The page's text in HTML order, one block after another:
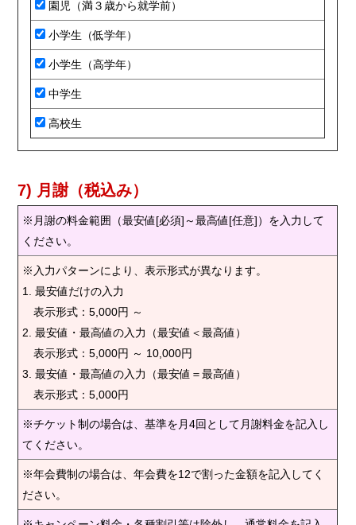
園児（満３歳から就学前）
小学生（低学年）
小学生（高学年）
中学生
高校生
7) 月謝（税込み）
※月謝の料金範囲（最安値[必須]～最高値[任意]）を入力して
ください。
※入力パターンにより、表示形式が異なります。
1. 最安値だけの入力
表示形式：5,000円 ～
2. 最安値・最高値の入力（最安値＜最高値）
表示形式：5,000円 ～ 10,000円
3. 最安値・最高値の入力（最安値＝最高値）
表示形式：5,000円
※チケット制の場合は、基準を月4回として月謝料金を記入し
てください。
※年会費制の場合は、年会費を12で割った金額を記入してく
ださい。